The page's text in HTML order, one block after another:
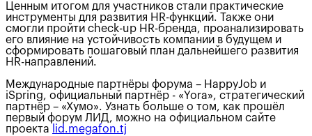
Ценным итогом для участников стали практические
инструменты для развития HR-функций. Также они
смогли пройти check-up HR-бренда, проанализировать
его влияние на устойчивость компании в будущем и
сформировать пошаговый план дальнейшего развития
HR-направлений.
Международные партнёры форума – HappyJob и
iSpring, официальный партнёр - «Yora», стратегический
партнёр – «Хумо». Узнать больше о том, как прошёл
первый форум ЛИД, можно на официальном сайте
проекта
lid.megafon.tj